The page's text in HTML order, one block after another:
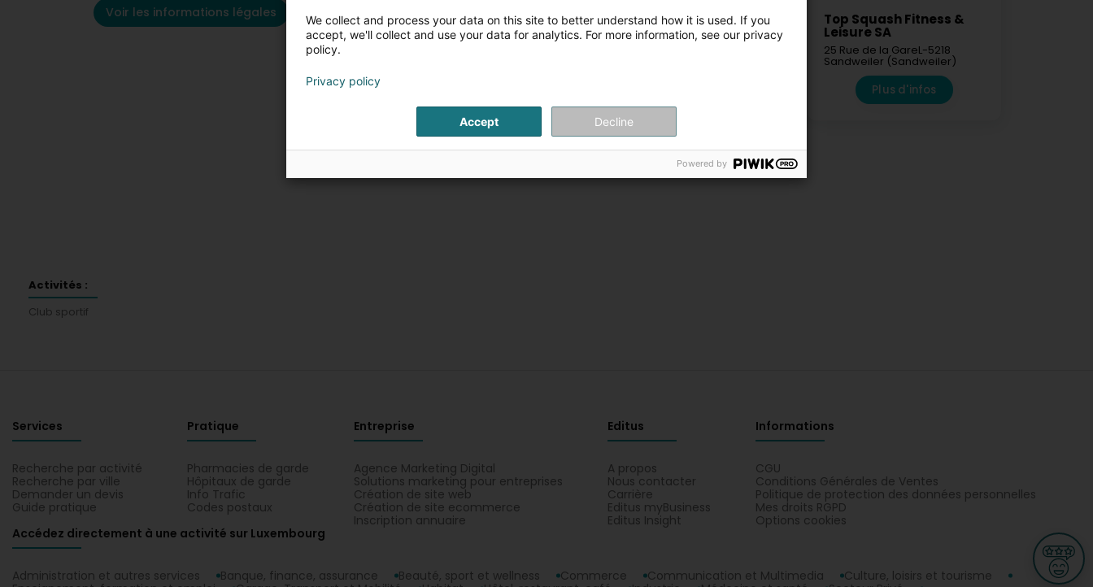
Voir les informations légales Camille Bachelet -
Coach Sportif & Pilates
THB - Boutique de
Nutrition Sportive
Top Squash Fitness &
Leisure SA
25 Rue de la GareL-5218
Sandweiler (Sandweiler)
Plus d'infos
Activités :
Club sportif
Services
Recherche par activité
Recherche par ville
Demander un devis
Guide pratique
Pratique
Pharmacies de garde
Hôpitaux de garde
Info Trafic
Codes postaux
Entreprise
Agence Marketing Digital
Solutions marketing pour entreprises
Création de site web
Création de site ecommerce
Inscription annuaire
Editus
A propos
Nous contacter
Carrière
Editus myBusiness
Editus Insight
Informations
CGU
Conditions Générales de Ventes
Politique de protection des données personnelles
Mes droits RGPD
Options cookies
Accédez directement à une activité sur Luxembourg
Administration et autres services Banque, finance, assurance Beauté, sport et wellness Commerce Communication et Multimedia
Culture, loisirs et tourisme
We collect and process your data on this site to better understand how it is used. If you
accept, we'll collect and use your data for analytics. For more information, see our privacy
policy.
Privacy policy
Accept Decline
Powered by